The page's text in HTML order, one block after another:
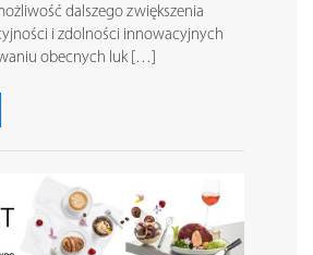
dalszego zwiększenia
i zdolności innowacyjnych
obecnych luk […]